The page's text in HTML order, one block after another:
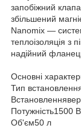
запобіжний
збільшений
Nanomix —
теплоізоляція з
надійний
Основні
Тип
Потужність1500
Об'єм50 л